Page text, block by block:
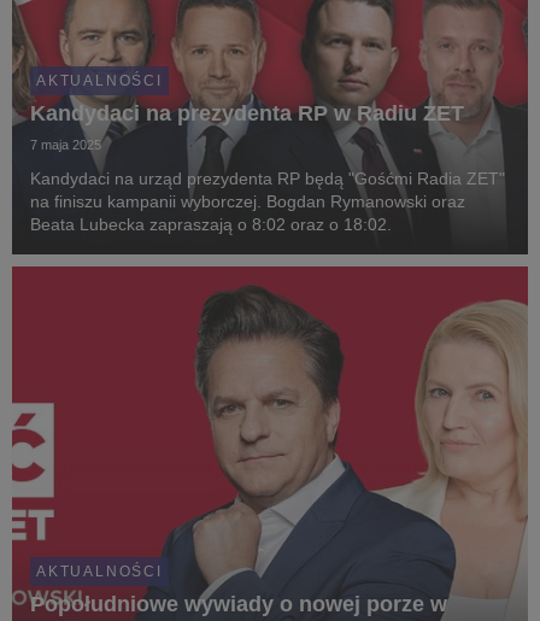
AKTUALNOŚCI
Kandydaci na prezydenta RP w Radiu ZET
7 maja 2025
Kandydaci na urząd prezydenta RP będą "Gośćmi Radia ZET"
na finiszu kampanii wyborczej. Bogdan Rymanowski oraz
Beata Lubecka zapraszają o 8:02 oraz o 18:02.
AKTUALNOŚCI
Popołudniowe wywiady o nowej porze w